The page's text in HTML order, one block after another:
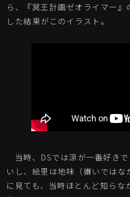
ら、『冥王計画ゼオライマー
した結果がこのイラスト。
当時、DSでは涼が一番好き
いし、絵里は地味（嫌いではな
に見ても、当時ほとんど知らな